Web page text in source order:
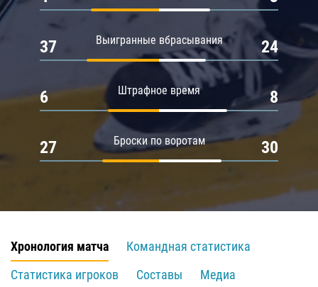
Выигранные вбрасывания
37 24
Штрафное время
6 8
Броски по воротам
27 30
Хронология матча
Командная статистика
Статистика игроков
Составы
Медиа